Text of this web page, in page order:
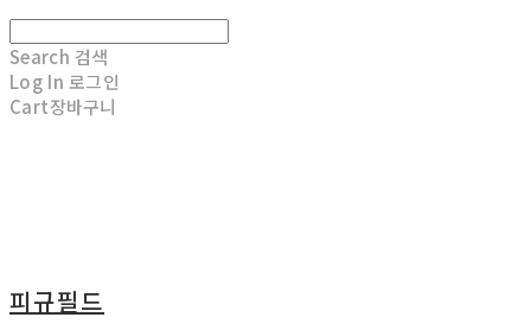
Search 검색
Log In 로그인
Cart장바구니
피규필드